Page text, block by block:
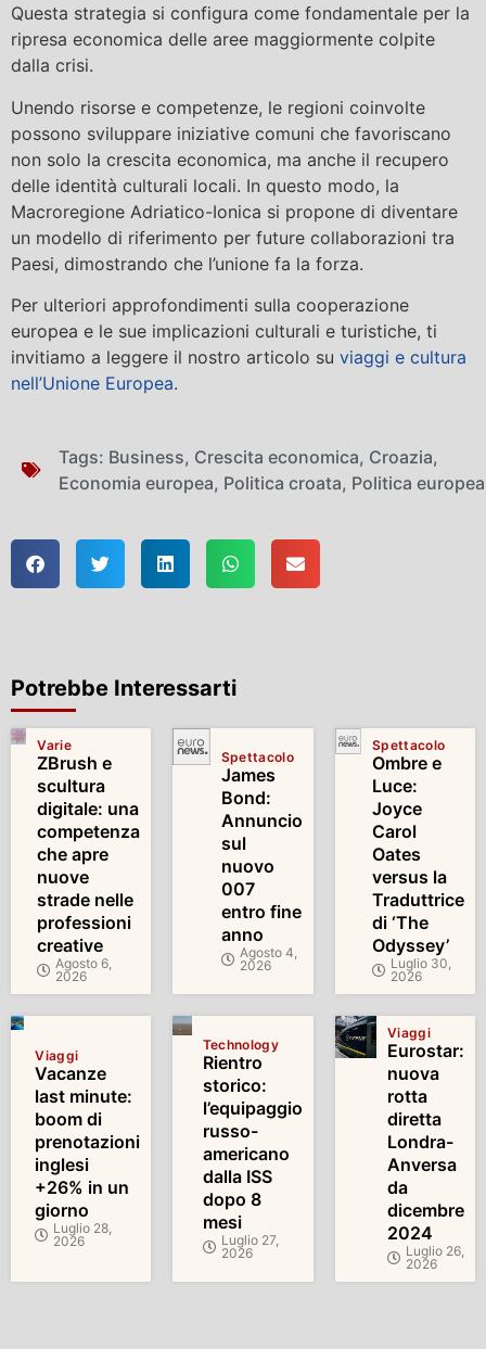
Questa strategia si configura come fondamentale per la
ripresa economica delle aree maggiormente colpite
dalla crisi.
Unendo risorse e competenze, le regioni coinvolte
possono sviluppare iniziative comuni che favoriscano
non solo la crescita economica, ma anche il recupero
delle identità culturali locali. In questo modo, la
Macroregione Adriatico-Ionica si propone di diventare
un modello di riferimento per future collaborazioni tra
Paesi, dimostrando che l’unione fa la forza.
Per ulteriori approfondimenti sulla cooperazione
europea e le sue implicazioni culturali e turistiche, ti
invitiamo a leggere il nostro articolo su viaggi e cultura
nell’Unione Europea.
Tags: Business, Crescita economica, Croazia,
Economia europea, Politica croata, Politica europea
Potrebbe Interessarti
Varie
ZBrush e
scultura
digitale: una
competenza
che apre
nuove
strade nelle
professioni
creative
Agosto 6,
2026
Spettacolo
James
Bond:
Annuncio
sul
nuovo
007
entro fine
anno
Agosto 4,
2026
Spettacolo
Ombre e
Luce:
Joyce
Carol
Oates
versus la
Traduttrice
di ‘The
Odyssey’
Luglio 30,
2026
Viaggi
Vacanze
last minute:
boom di
prenotazioni
inglesi
+26% in un
giorno
Luglio 28,
2026
Technology
Rientro
storico:
l’equipaggio
russo-
americano
dalla ISS
dopo 8
mesi
Luglio 27,
2026
Viaggi
Eurostar:
nuova
rotta
diretta
Londra-
Anversa
da
dicembre
2024
Luglio 26,
2026